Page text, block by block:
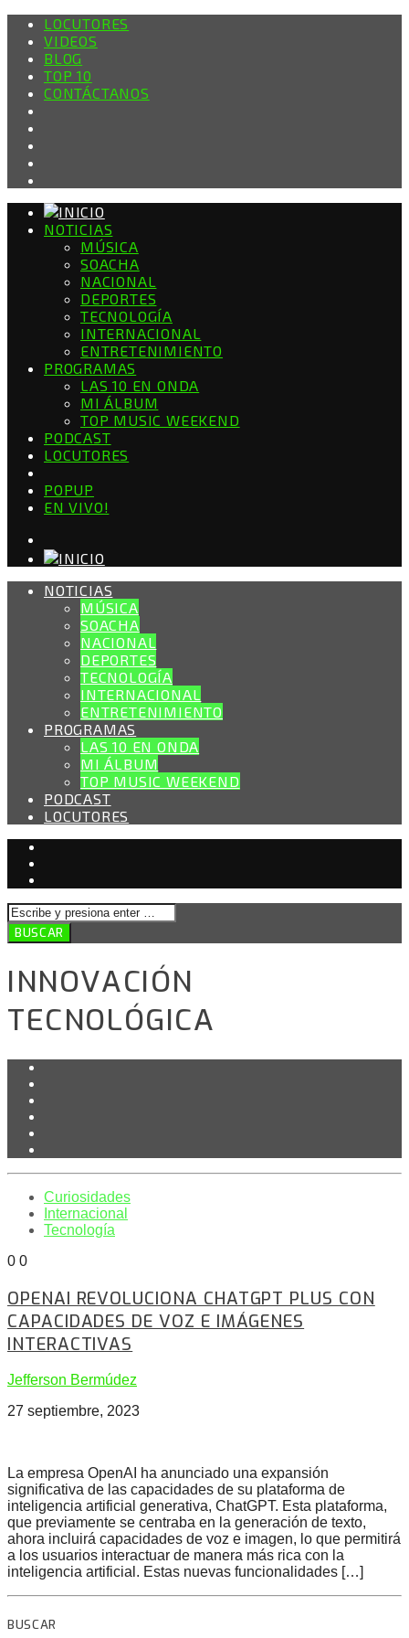
LOCUTORES
VIDEOS
BLOG
TOP 10
CONTÁCTANOS
NOTICIAS
MÚSICA
SOACHA
NACIONAL
DEPORTES
TECNOLOGÍA
INTERNACIONAL
ENTRETENIMIENTO
PROGRAMAS
LAS 10 EN ONDA
MI ÁLBUM
TOP MUSIC WEEKEND
PODCAST
LOCUTORES
POPUP
EN VIVO!
NOTICIAS
MÚSICA
SOACHA
NACIONAL
DEPORTES
TECNOLOGÍA
INTERNACIONAL
ENTRETENIMIENTO
PROGRAMAS
LAS 10 EN ONDA
MI ÁLBUM
TOP MUSIC WEEKEND
PODCAST
LOCUTORES
INNOVACIÓN
TECNOLÓGICA
Curiosidades
Internacional
Tecnología
0 0
OPENAI REVOLUCIONA CHATGPT PLUS CON
CAPACIDADES DE VOZ E IMÁGENES
INTERACTIVAS
Jefferson Bermúdez
27 septiembre, 2023
La empresa OpenAI ha anunciado una expansión
significativa de las capacidades de su plataforma de
inteligencia artificial generativa, ChatGPT. Esta plataforma,
que previamente se centraba en la generación de texto,
ahora incluirá capacidades de voz e imagen, lo que permitirá
a los usuarios interactuar de manera más rica con la
inteligencia artificial. Estas nuevas funcionalidades […]
BUSCAR